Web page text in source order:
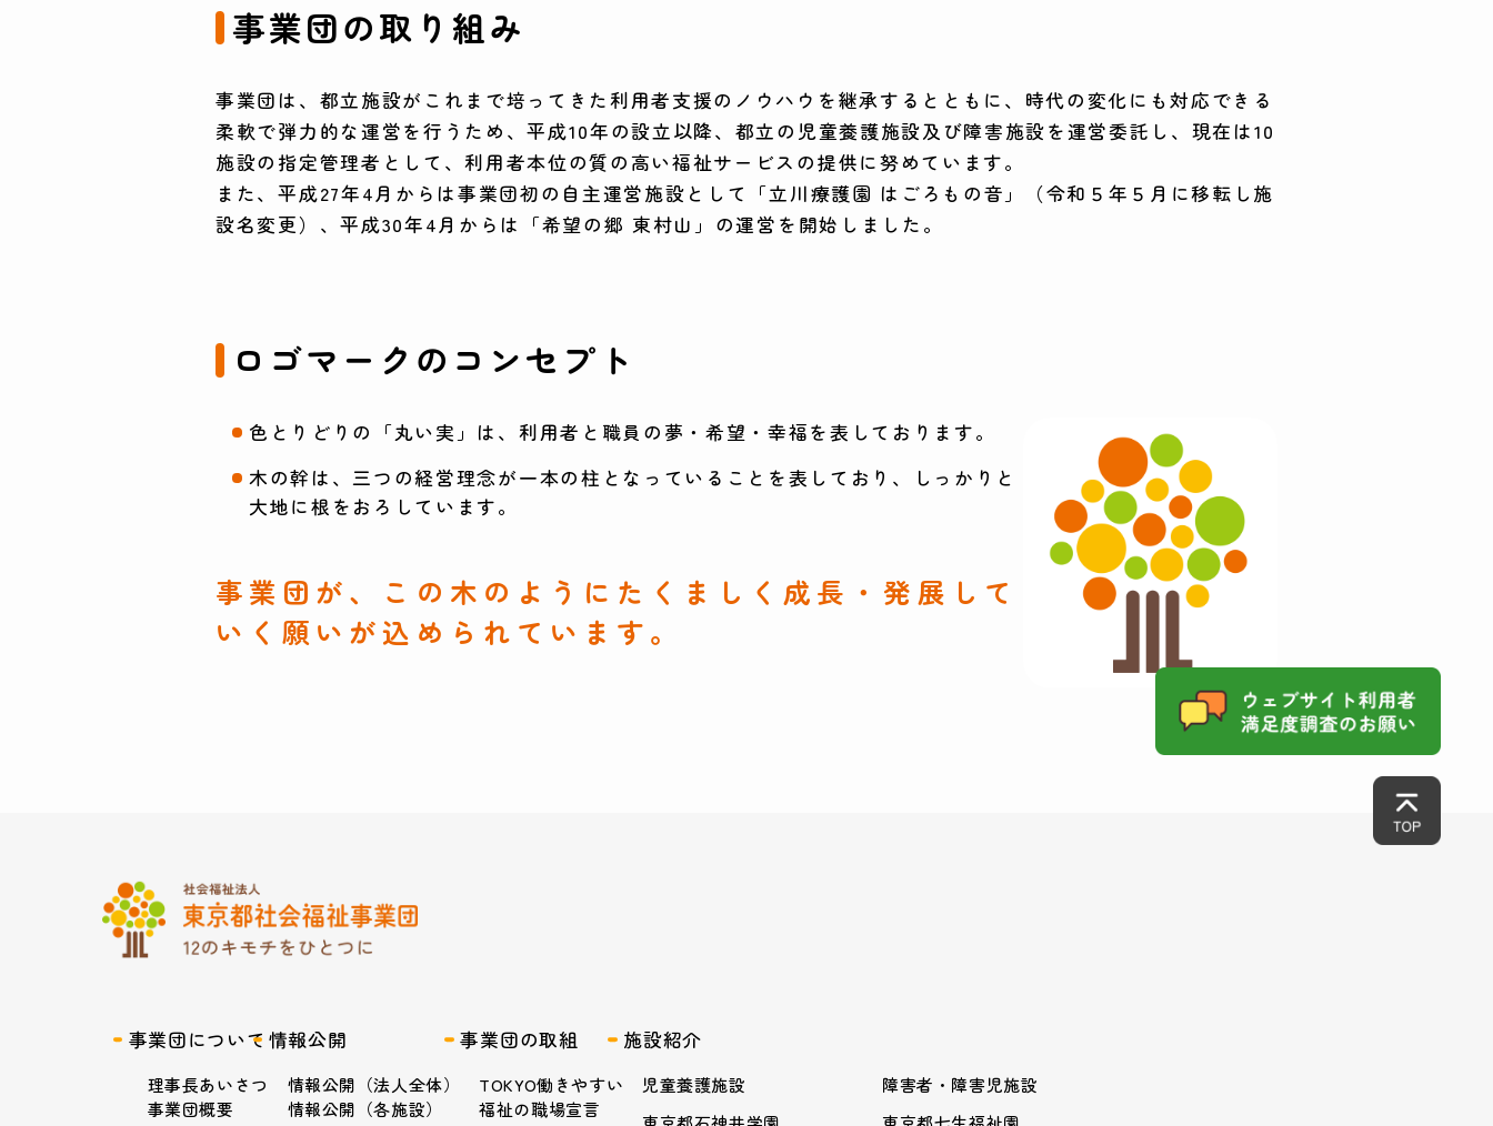
事業団の取り組み
事業団は、都立施設がこれまで培ってきた利用者支援のノウハウを継承するとともに、時代の変化にも対応できる
柔軟で弾力的な運営を行うため、平成10年の設立以降、都立の児童養護施設及び障害施設を運営委託し、現在は10
施設の指定管理者として、利用者本位の質の高い福祉サービスの提供に努めています。
また、平成27年4月からは事業団初の自主運営施設として「立川療護園 はごろもの音」（令和５年５月に移転し施
設名変更）、平成30年4月からは「希望の郷 東村山」の運営を開始しました。
ロゴマークのコンセプト
色とりどりの「丸い実」は、利用者と職員の夢・希望・幸福を表しております。
木の幹は、三つの経営理念が一本の柱となっていることを表しており、しっかりと
大地に根をおろしています。
事業団が、この木のようにたくましく成長・発展して
いく願いが込められています。
事業団について
理事長あいさつ
事業団概要
情報公開
情報公開（法人全体）
情報公開（各施設）
事業団の取組
TOKYO働きやすい
福祉の職場宣言
施設紹介
児童養護施設
障害者・障害児施設